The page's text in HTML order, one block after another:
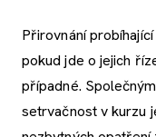
Přirovnání
pokud jde o jejich
případné.
setrvačnost v kurzu